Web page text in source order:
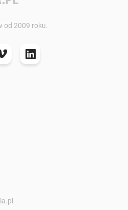
od 2009 roku.